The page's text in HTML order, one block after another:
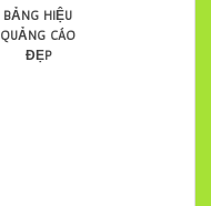
bảng hiệu
quảng cáo
đẹp